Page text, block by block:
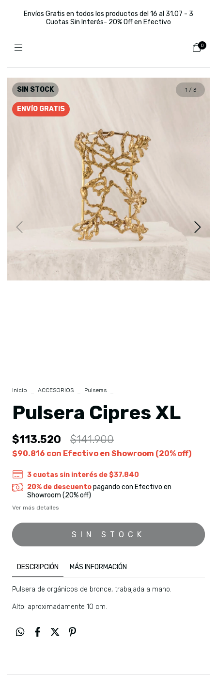
Envíos Gratis en todos los productos del 16 al 31.07 - 3
Cuotas Sin Interés- 20% Off en Efectivo
0
SIN STOCK
ENVÍO GRATIS
1 / 3
Inicio ACCESORIOS Pulseras
Pulsera Cipres XL
$113.520 $141.900
$90.816 con Efectivo en Showroom (20% off)
3 cuotas sin interés de$37.840
20% de descuentopagando con Efectivo en
Showroom (20% off)
Ver más detalles
DESCRIPCIÓN MÁS INFORMACIÓN
Pulsera de orgánicos de bronce, trabajada a mano.
Alto: aproximadamente 10 cm.